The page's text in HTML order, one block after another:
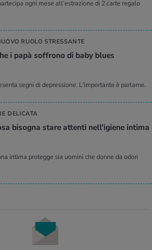
ogni mese all’estrazione di 2 carte regalo
RUOLO STRESSANTE
i papà soffrono di baby blues
segni di depressione. L'importante è parlarne.
DELICATA
bisogna stare attenti nell'igiene intima
intima protegge sia uomini che donne da odori